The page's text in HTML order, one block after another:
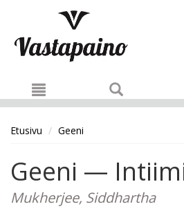
Etusivu Geeni
Geeni —
Mukherjee, Siddhartha